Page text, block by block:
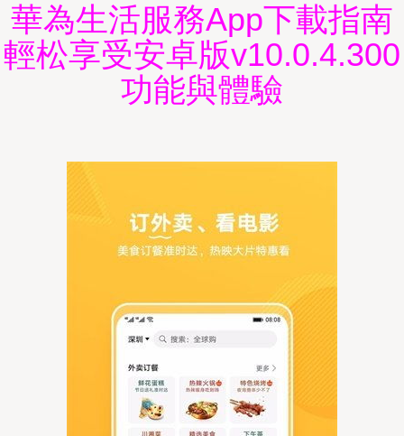
華為生活服務App下載指南
輕松享受安卓版v10.0.4.300
功能與體驗